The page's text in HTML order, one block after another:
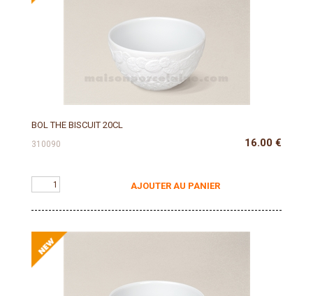
BOL THE BISCUIT 20CL
310090 16.00 €
AJOUTER AU PANIER